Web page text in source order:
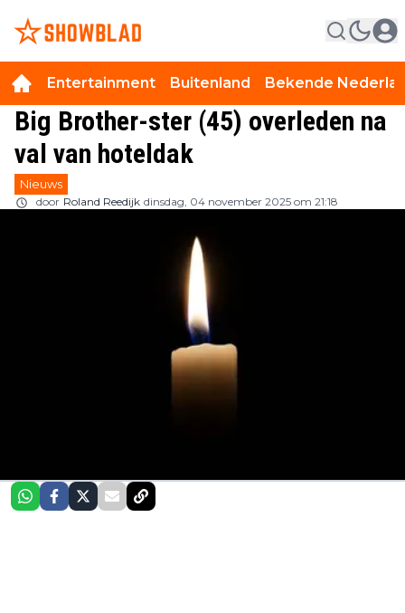
Entertainment Buitenland Bekende
Big Brother-ster (45) overleden na
val van hoteldak
Nieuws
door Roland Reedijk dinsdag, 04 november 2025 om 21:18